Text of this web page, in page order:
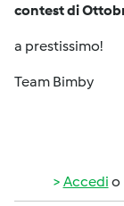
contest di
a prestissimo!
Team Bimby
Accedi o